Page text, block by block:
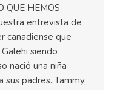
QUE HEMOS
entrevista de
canadiense que
siendo
nació una niña
sus padres. Tammy,